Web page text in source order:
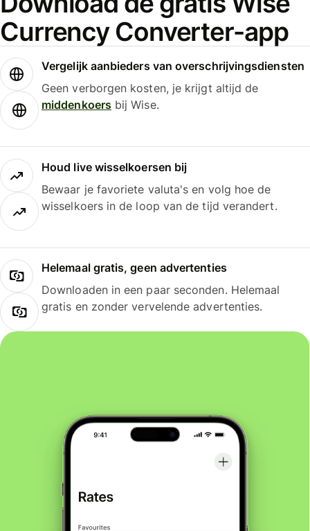
Currency Converter-app
Vergelijk aanbieders van overschrijvingsdiensten
Geen verborgen kosten, je krijgt altijd de
middenkoersbij Wise.
Houd live wisselkoersen bij
Bewaar je favoriete valuta's en volg hoe de
wisselkoers in de loop van de tijd verandert.
Helemaal gratis, geen advertenties
Downloaden in een paar seconden. Helemaal
gratis en zonder vervelende advertenties.